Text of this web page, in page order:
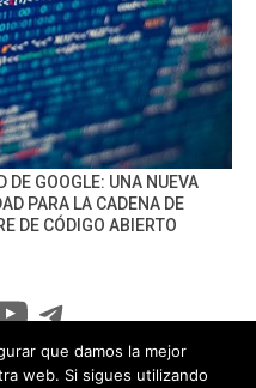
DE GOOGLE: UNA NUEVA
PARA LA CADENA DE
DE CÓDIGO ABIERTO
Telegram
que damos la mejor
web. Si sigues utilizando